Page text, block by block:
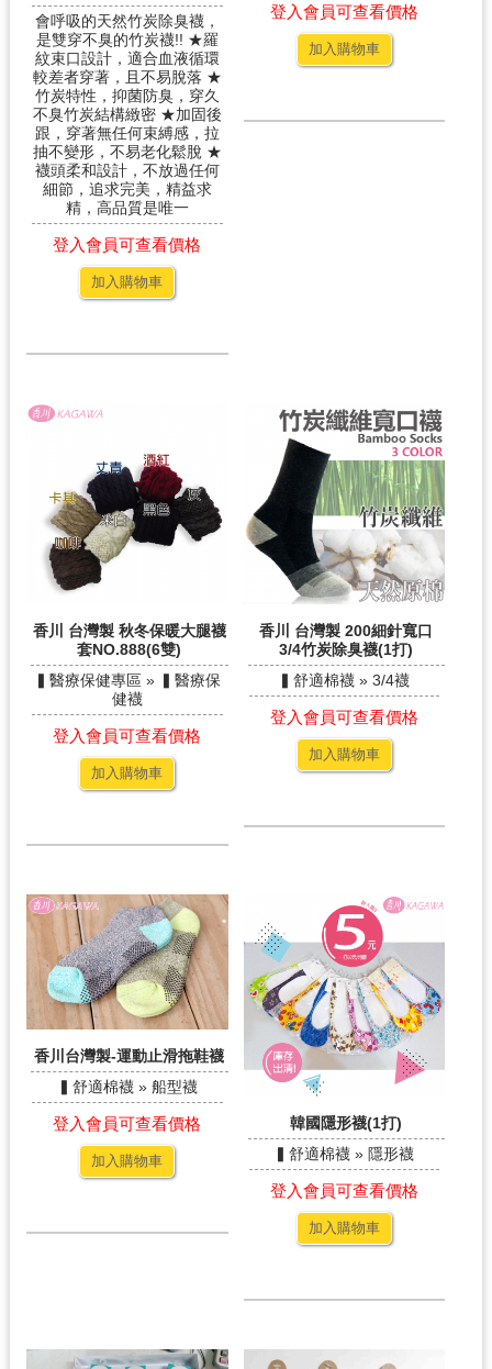
會呼吸的天然竹炭除臭襪，
是雙穿不臭的竹炭襪!! ★羅
紋束口設計，適合血液循環
較差者穿著，且不易脫落 ★
竹炭特性，抑菌防臭，穿久
不臭竹炭結構緻密 ★加固後
跟，穿著無任何束縛感，拉
抽不變形，不易老化鬆脫 ★
襪頭柔和設計，不放過任何
細節，追求完美，精益求
精，高品質是唯一
登入會員可查看價格
加入購物車
登入會員可查看價格
加入購物車
香川 台灣製 秋冬保暖大腿襪
套NO.888(6雙)
▍醫療保健專區 » ▍醫療保
健襪
登入會員可查看價格
加入購物車
香川 台灣製 200細針寬口
3/4竹炭除臭襪(1打)
▍舒適棉襪 » 3/4襪
登入會員可查看價格
加入購物車
香川台灣製-運動止滑拖鞋襪
▍舒適棉襪 » 船型襪
登入會員可查看價格
加入購物車
韓國隱形襪(1打)
▍舒適棉襪 » 隱形襪
登入會員可查看價格
加入購物車